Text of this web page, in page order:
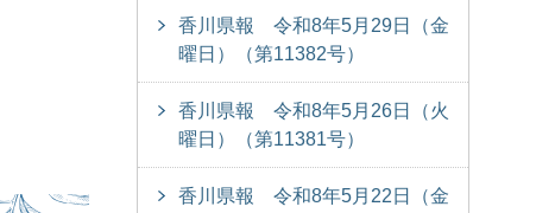
香川県報 令和8年5月29日（金
曜日）（第11382号）
香川県報 令和8年5月26日（火
曜日）（第11381号）
香川県報 令和8年5月22日（金